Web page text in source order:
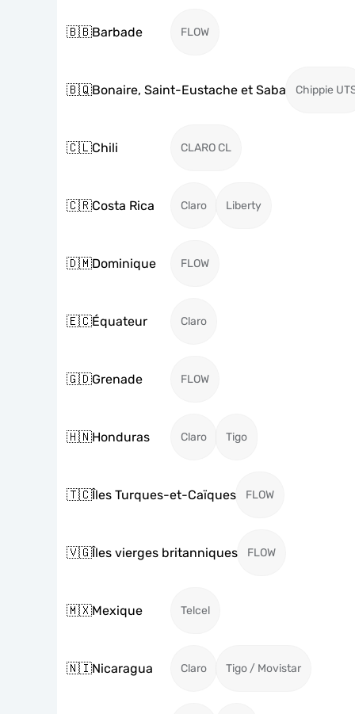
🇧🇧Barbade FLOW
🇧🇶Bonaire, Saint-Eustache et Saba Chippie
🇨🇱Chili CLARO CL
🇨🇷Costa Rica Claro Liberty
🇩🇲Dominique FLOW
🇪🇨Équateur Claro
🇬🇩Grenade FLOW
🇭🇳Honduras Claro Tigo
🇹🇨Îles Turques-et-Caïques FLOW
🇻🇬Îles vierges britanniques FLOW
🇲🇽Mexique Telcel
🇳🇮Nicaragua Claro Tigo / Movistar